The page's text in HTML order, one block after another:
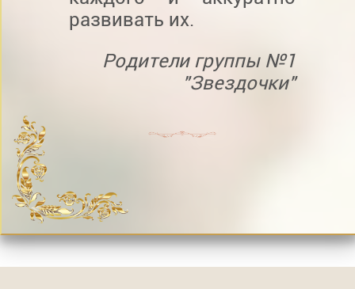
развивать их.
Родители группы №1
"Звездочки"